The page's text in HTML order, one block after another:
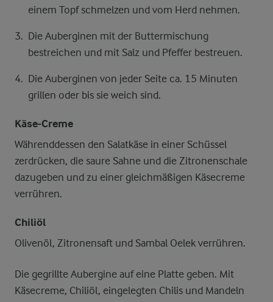
einem Topf schmelzen und vom Herd nehmen.
Die Auberginen mit der Buttermischung
bestreichen und mit Salz und Pfeffer bestreuen.
Die Auberginen von jeder Seite ca. 15 Minuten
grillen oder bis sie weich sind.
Käse-Creme
Währenddessen den Salatkäse in einer Schüssel
zerdrücken, die saure Sahne und die Zitronenschale
dazugeben und zu einer gleichmäßigen Käsecreme
verrühren.
Chiliöl
Olivenöl, Zitronensaft und Sambal Oelek verrühren.
Die gegrillte Aubergine auf eine Platte geben. Mit
Käsecreme, Chiliöl, eingelegten Chilis und Mandeln